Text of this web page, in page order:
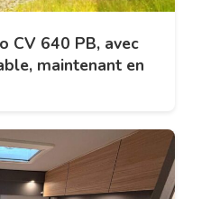
CV 640 PB, avec
maintenant en